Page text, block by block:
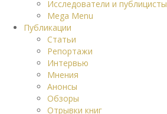
Исследователи и публицисты
Mega Menu
Публикации
Статьи
Репортажи
Интервью
Мнения
Анонсы
Обзоры
Отрывки книг